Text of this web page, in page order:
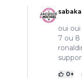
oui
7 ou 8
0+